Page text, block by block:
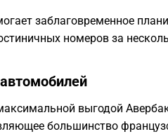
заблаговременное
номеров за
выгодой
большинство